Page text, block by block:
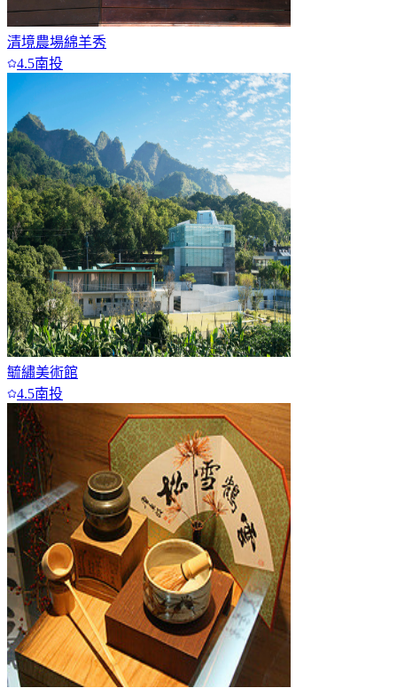
清境農場綿羊秀
4.5南投
毓繡美術館
4.5南投